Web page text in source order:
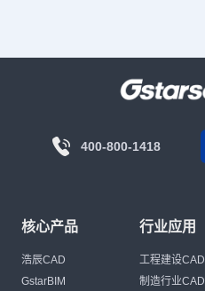
400-800-1418
核心产品
浩辰CAD
GstarBIM
行业应用
工程建设CAD
制造行业CAD